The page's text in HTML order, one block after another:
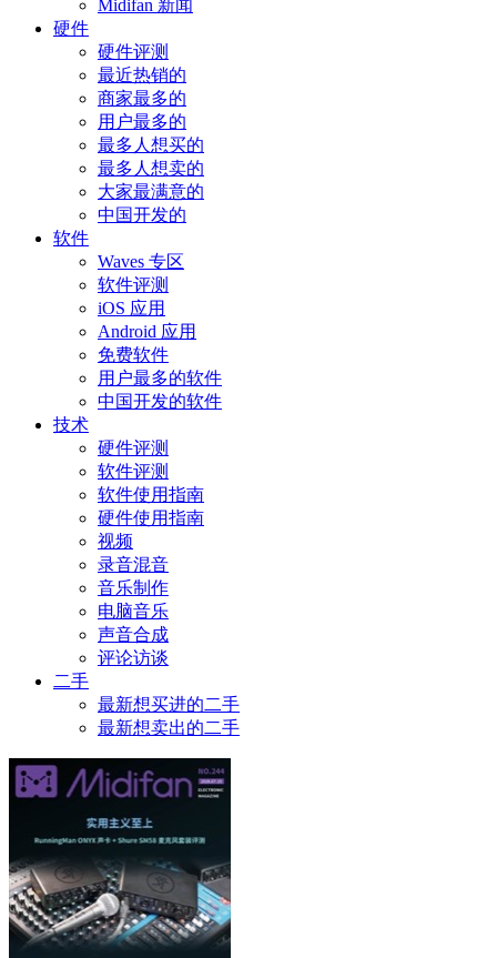
Midifan 新闻
硬件
硬件评测
最近热销的
商家最多的
用户最多的
最多人想买的
最多人想卖的
大家最满意的
中国开发的
软件
Waves 专区
软件评测
iOS 应用
Android 应用
免费软件
用户最多的软件
中国开发的软件
技术
硬件评测
软件评测
软件使用指南
硬件使用指南
视频
录音混音
音乐制作
电脑音乐
声音合成
评论访谈
二手
最新想买进的二手
最新想卖出的二手